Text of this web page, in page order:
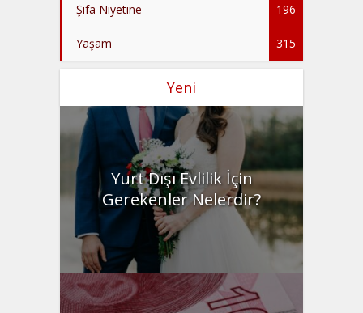
Şifa Niyetine 196
Yaşam 315
Yeni
Yurt Dışı Evlilik İçin
Gerekenler Nelerdir?